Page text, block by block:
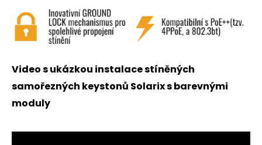
Video s ukázkou instalace stíněných
samořezných keystonů Solarix s barevnými
moduly